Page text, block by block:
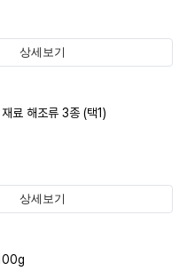
상세보기
료 해조류 3종 (택1)
상세보기